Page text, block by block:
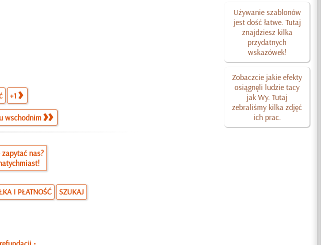
Używanie szablonów
jest dość łatwe. Tutaj
znajdziesz kilka
przydatnych
wskazówek!
Zobaczcie jakie efekty
osiągnęli ludzie tacy
jak Wy. Tutaj
zebraliśmy kilka zdjęć
ich prac.
+1
wschodnim
nas?
I PŁATNOŚĆ SZUKAJ